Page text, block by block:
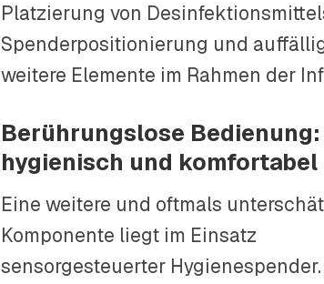
Platzierung von
Spenderpositionierung und
weitere Elemente im Rahmen der
Berührungslose Bedienung:
hygienisch und komfortabel
Eine weitere und oftmals
Komponente liegt im Einsatz
sensorgesteuerter